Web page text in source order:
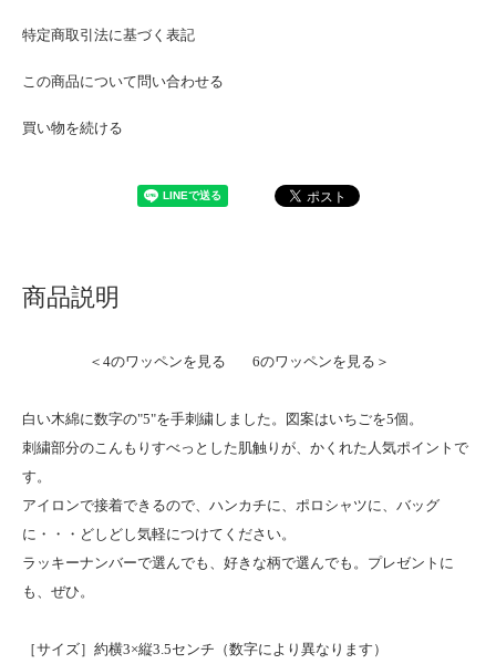
特定商取引法に基づく表記
この商品について問い合わせる
買い物を続ける
商品説明
＜4のワッペンを見る 6のワッペンを見る＞
白い木綿に数字の"5"を手刺繍しました。図案はいちごを5個。
刺繍部分のこんもりすべっとした肌触りが、かくれた人気ポイントで
す。
アイロンで接着できるので、ハンカチに、ポロシャツに、バッグ
に・・・どしどし気軽につけてください。
ラッキーナンバーで選んでも、好きな柄で選んでも。プレゼントに
も、ぜひ。
［サイズ］約横3×縦3.5センチ（数字により異なります）